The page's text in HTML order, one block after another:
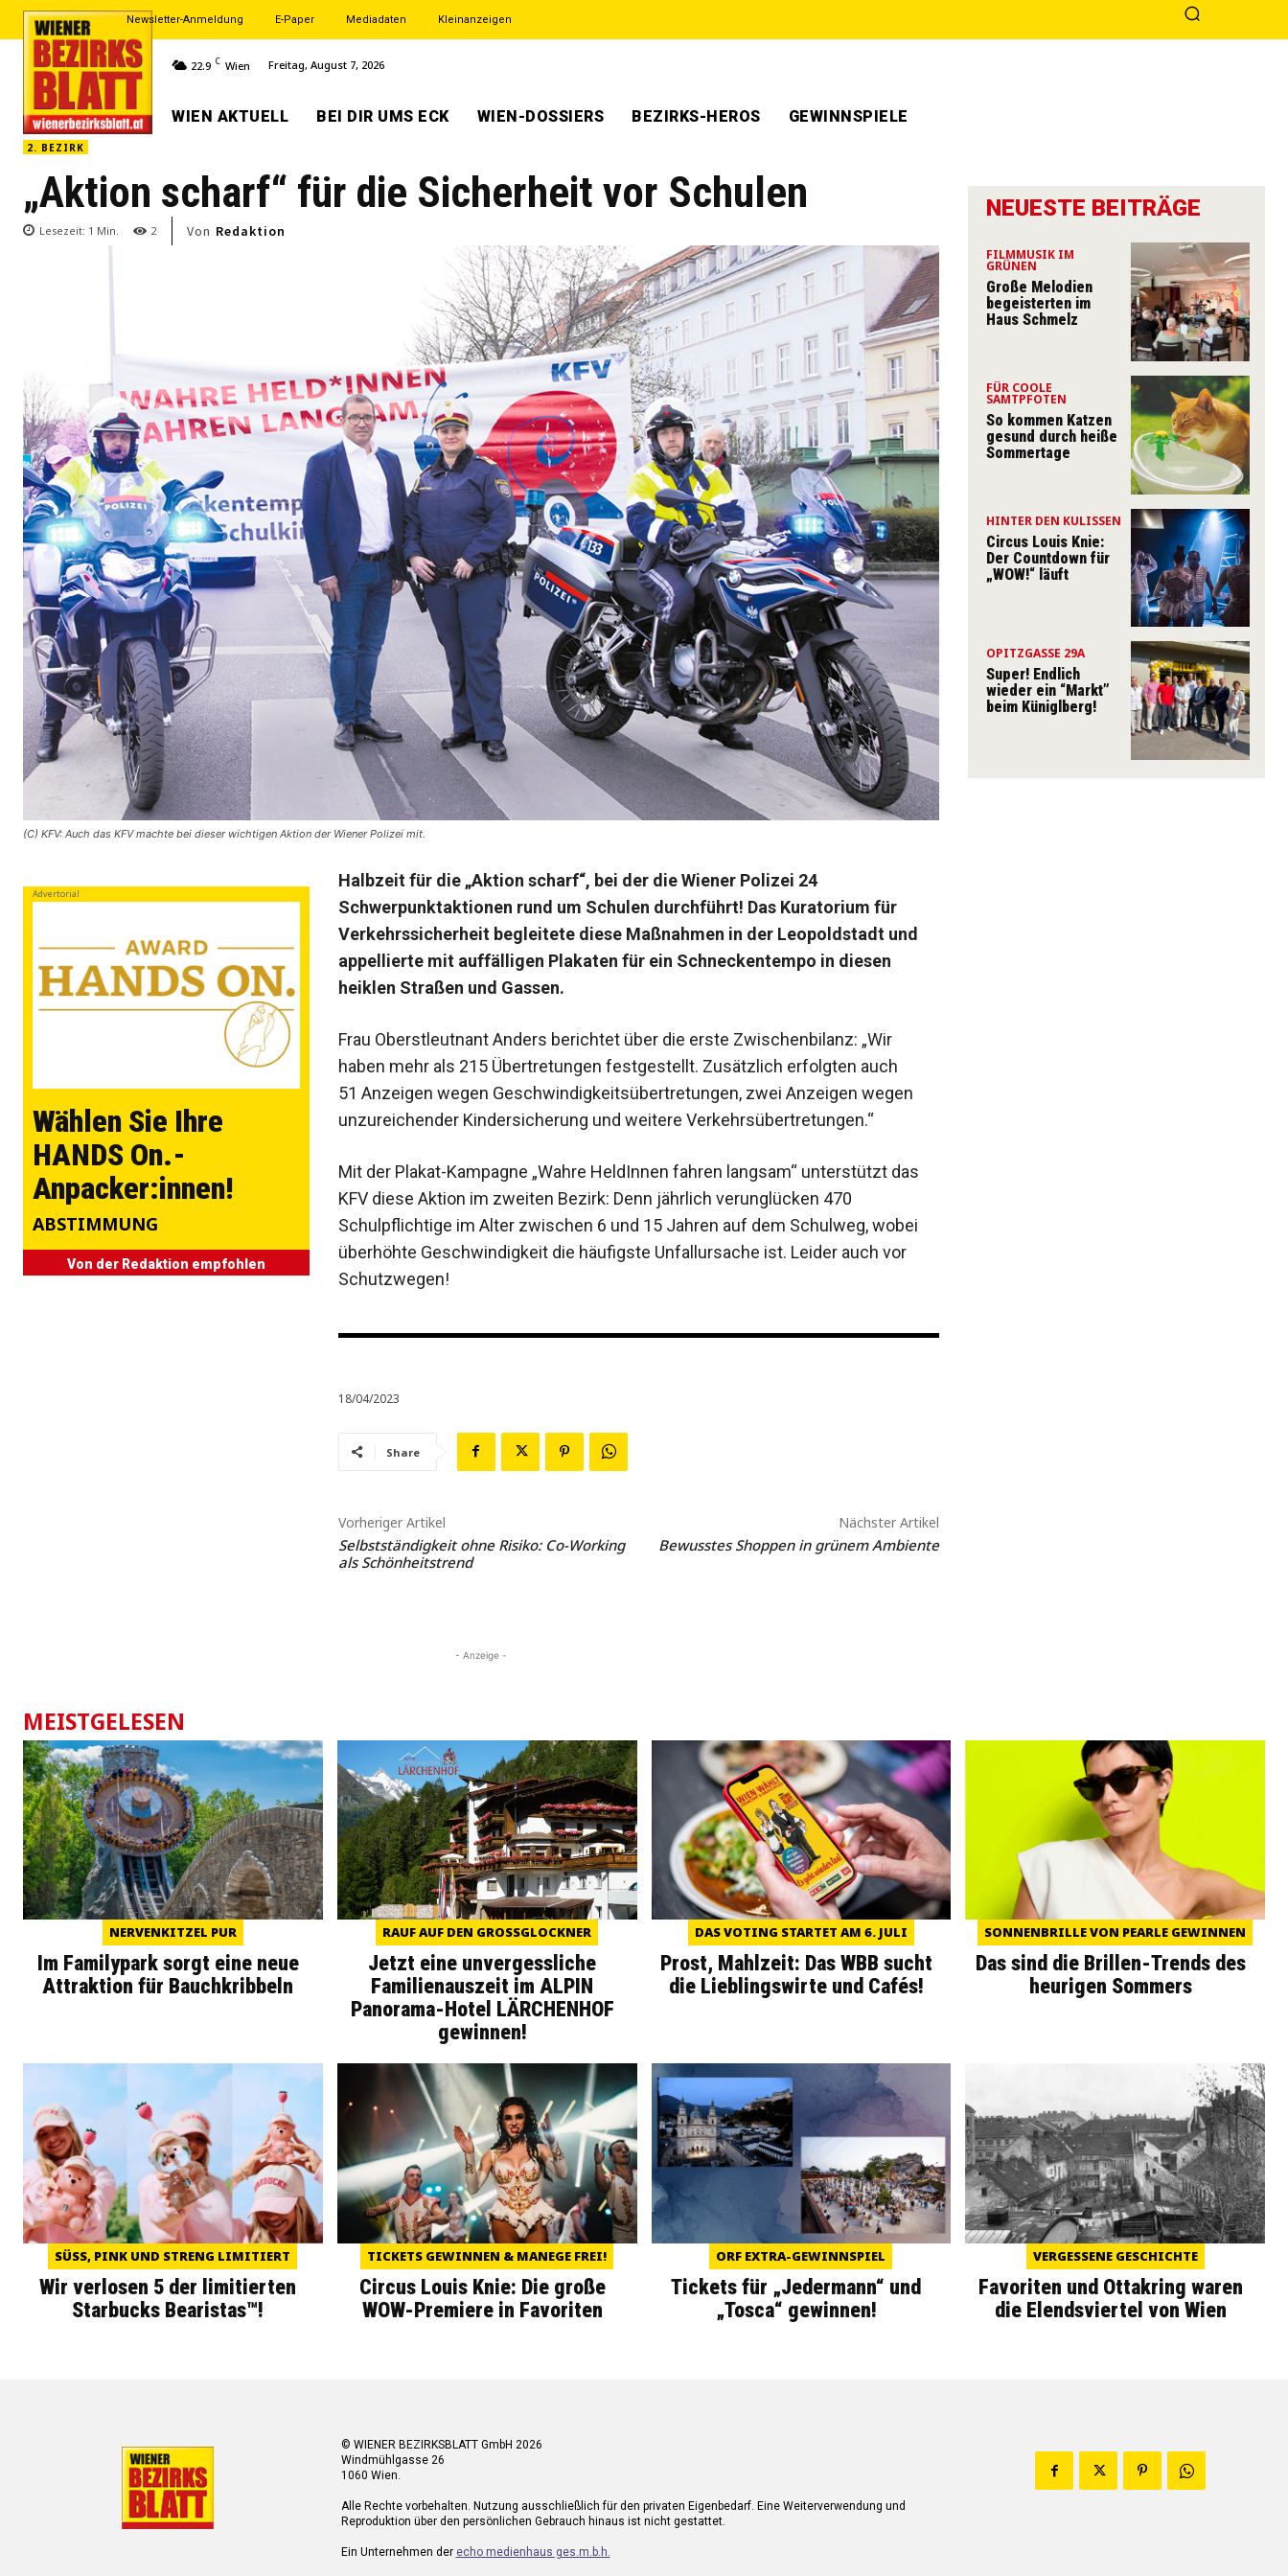
Newsletter-Anmeldung E-Paper Mediadaten Kleinanzeigen
22.9 C Wien Freitag, August 7, 2026
WIEN AKTUELL BEI DIR UMS ECK WIEN-DOSSIERS BEZIRKS-HEROS GEWINNSPIELE
2. BEZIRK
„Aktion scharf“ für die Sicherheit vor Schulen
Lesezeit: 1 Min. 2 Von Redaktion
(C) KFV: Auch das KFV machte bei dieser wichtigen Aktion der Wiener Polizei mit.
Advertorial
Wählen Sie Ihre
HANDS On.-
Anpacker:innen!
ABSTIMMUNG
Von der Redaktion empfohlen
Halbzeit für die „Aktion scharf“, bei der die Wiener Polizei 24
Schwerpunktaktionen rund um Schulen durchführt! Das Kuratorium für
Verkehrs­sicherheit begleitete diese Maßnahmen in der Leopoldstadt und
appellierte mit ­auffälligen Plakaten für ein Schneckentempo in diesen
heiklen Straßen und Gassen.
Frau Oberstleutnant Anders berichtet über die erste Zwischenbilanz: „Wir
haben mehr als 215 Übertretungen fest­gestellt. Zusätzlich erfolgten auch
51 Anzeigen wegen Geschwindigkeitsübertretungen, zwei Anzeigen wegen
unzu­reichender Kindersicherung und weitere Verkehrsüber­tretungen.“
Mit der Plakat-Kampagne „Wahre HeldInnen fahren langsam“ unterstützt das
KFV diese Aktion im zweiten Bezirk: Denn jährlich verunglücken 470
Schulpflichtige im Alter zwischen 6 und 15 Jahren auf dem Schulweg, wobei
überhöhte Geschwindigkeit die häufigste Unfall­ursache ist. Leider auch vor
Schutzwegen!
18/04/2023
Share
Vorheriger Artikel
Selbstständigkeit ohne Risiko: Co-Working
als Schönheitstrend
Nächster Artikel
Bewusstes Shoppen in grünem Ambiente
- Anzeige -
NEUESTE BEITRÄGE
FILMMUSIK IM
GRÜNEN
Große Melodien
begeisterten im
Haus Schmelz
FÜR COOLE
SAMTPFOTEN
So kommen Katzen
gesund durch heiße
Sommertage
HINTER DEN KULISSEN
Circus Louis Knie:
Der Countdown für
„WOW!“ läuft
OPITZGASSE 29A
Super! Endlich
wieder ein “Markt”
beim Küniglberg!
MEISTGELESEN
NERVENKITZEL PUR
Im Familypark sorgt eine neue
Attraktion für Bauchkribbeln
RAUF AUF DEN GROSSGLOCKNER
Jetzt eine unvergessliche
Familienauszeit im ALPIN
Panorama-Hotel LÄRCHENHOF
gewinnen!
DAS VOTING STARTET AM 6. JULI
Prost, Mahlzeit: Das WBB sucht
die Lieblingswirte und Cafés!
SONNENBRILLE VON PEARLE GEWINNEN
Das sind die Brillen-Trends des
heurigen Sommers
SÜSS, PINK UND STRENG LIMITIERT
Wir verlosen 5 der limitierten
Starbucks Bearistas™!
TICKETS GEWINNEN & MANEGE FREI!
Circus Louis Knie: Die große
WOW-Premiere in Favoriten
ORF EXTRA-GEWINNSPIEL
Tickets für „Jedermann“ und
„Tosca“ gewinnen!
VERGESSENE GESCHICHTE
Favoriten und Ottakring waren
die Elendsviertel von Wien
© WIENER BEZIRKSBLATT GmbH 2026
Windmühlgasse 26
1060 Wien.
Alle Rechte vorbehalten. Nutzung ausschließlich für den privaten Eigenbedarf. Eine Weiterverwendung und
Reproduktion über den persönlichen Gebrauch hinaus ist nicht gestattet.
Ein Unternehmen der echo medienhaus ges.m.b.h.